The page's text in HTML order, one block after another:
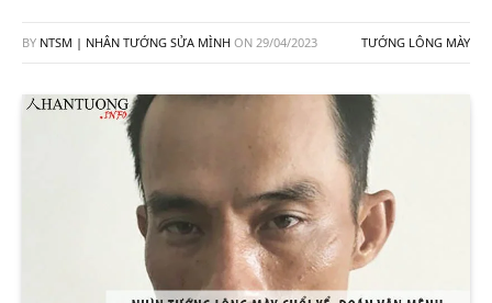
BY NTSM | NHÂN TƯỚNG SỬA MÌNH ON 29/04/2023 TƯỚNG LÔNG MÀY